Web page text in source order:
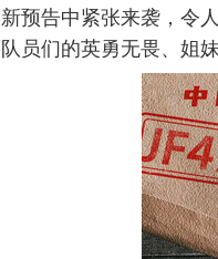
新预告中紧张来袭，令
队员们的英勇无畏、姐